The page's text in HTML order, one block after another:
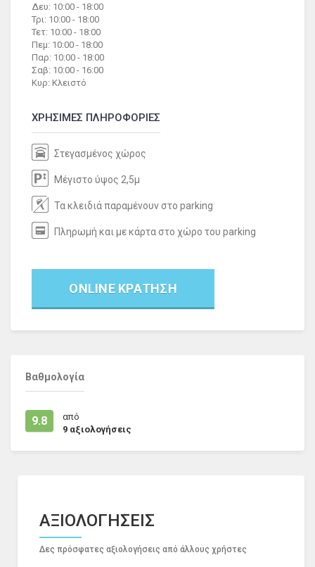
Δευ: 10:00 - 18:00
Τρι: 10:00 - 18:00
Τετ: 10:00 - 18:00
Πεμ: 10:00 - 18:00
Παρ: 10:00 - 18:00
Σαβ: 10:00 - 16:00
Κυρ: Κλειστό
ΧΡΗΣΙΜΕΣ ΠΛΗΡΟΦΟΡΙΕΣ
Στεγασμένος χώρος
Μέγιστο ύψος 2,5μ
Τα κλειδιά παραμένουν στο parking
Πληρωμή και με κάρτα στο χώρο του parking
ONLINE ΚΡΑΤΗΣΗ
Βαθμολογία
9.8
από
9 αξιολογήσεις
ΑΞΙΟΛΟΓΗΣΕΙΣ
Δες πρόσφατες αξιολογήσεις από άλλους χρήστες